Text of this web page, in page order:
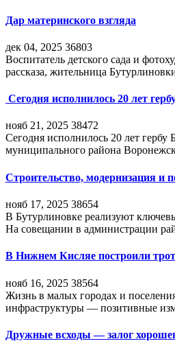
Дар материнского взгляда
дек 04, 2025 36803
Воспитатель детского сада и
рассказа, жительница
Сегодня исполнилось 20 лет
нояб 21, 2025 38472
Сегодня исполнилось 20 лет
муниципального района
Строительство, модернизация и
нояб 17, 2025 38654
В Бутурлиновке реализуют
На совещании в администрации
В Нижнем Кисляе построили
нояб 16, 2025 38564
Жизнь в малых городах и
инфраструктуры — позитивные
Дружные всходы — залог